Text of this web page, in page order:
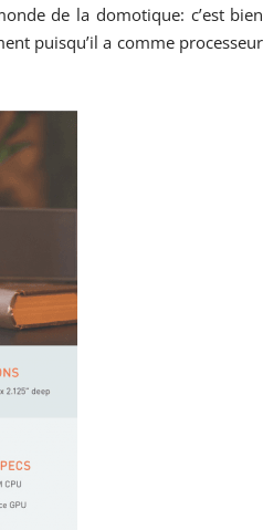
de la domotique: c’est bien
puisqu’il a comme processeur